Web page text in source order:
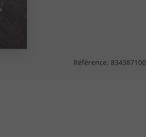
Référence: 834387100